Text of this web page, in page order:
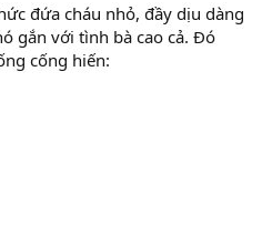
đứa cháu nhỏ, đầy dịu dàng
gắn với tình bà cao cả. Đó
cống hiến: